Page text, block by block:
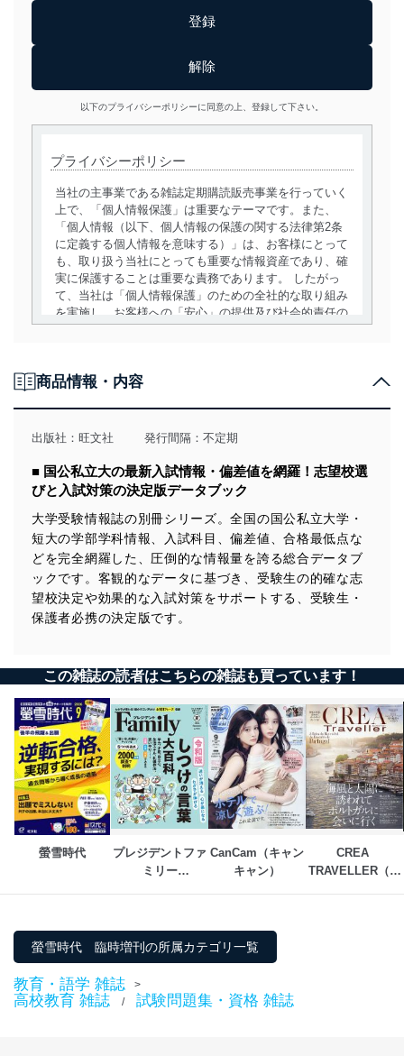
以下のプライバシーポリシーに同意の上、登録して下さい。
プライバシーポリシー
当社の主事業である雑誌定期購読販売事業を行っていく
上で、「個人情報保護」は重要なテーマです。また、
「個人情報（以下、個人情報の保護の関する法律第2条
に定義する個人情報を意味する）」は、お客様にとって
も、取り扱う当社にとっても重要な情報資産であり、確
実に保護することは重要な責務であります。 したがっ
て、当社は「個人情報保護」のための全社的な取り組み
を実施し、お客様への「安心」の提供及び社会的責任の
用目的を明確にし、本人の同意を得たうえで利用目的の
達成に必要な範囲内で適法かつ公正な手段によって取
得・利用・提供を行います。また、当社が保有している
個人情報は、同意を得ずに目的外利用、第三者への提
供・開示は行いません。当社においてはこれらの取り組
みを確実にするため、従業者等の教育を徹底してまいり
ます。また、目的外利用を行わないために、適切な管理
措置を講じます。
法令遵守
当社は、個人情報に関連する法令、国が定める指針及び
その他の規範を遵守します。また、当社の管理の仕組み
個人情報の安全管理措置
当社は、個人情報の正確性及び安全性を確保するため
に、下記セキュリティ対策をはじめとする安全対策を実
施し、個人情報の漏えい、滅失またはき損の防止及び是
正に努めます。
アクセス制御
個人データを取り扱うことのできる機器及び当該
機器を取り扱う従業者を明確化し、 個人データへ
の不要なアクセスを防止しています。
アクセス者の識別と認証
機器に標準装備されているユーザー制御機能（ユ
ベース等を取り扱う情報システムを使用する従業
者を識別・認証しています。
外部からの不正アクセス等の防止
個人データを取り扱う機器等のオペレーティング
商品情報・内容
出版社： 旺文社 発行間隔：不定期
■ 国公私立大の最新入試情報・偏差値を網羅！志望校選
びと入試対策の決定版データブック
大学受験情報誌の別冊シリーズ。全国の国公私立大学・
短大の学部学科情報、入試科目、偏差値、合格最低点な
どを完全網羅した、圧倒的な情報量を誇る総合データブ
ックです。客観的なデータに基づき、受験生の的確な志
望校決定や効果的な入試対策をサポートする、受験生・
保護者必携の決定版です。
この雑誌の読者はこちらの雑誌も買っています！
螢雪時代
プレジデントファ
ミリー
CanCam（キャン
キャン）
CREA
TRAVELLER（ク
螢雪時代 臨時増刊の所属カテゴリ一覧
教育・語学 雑誌 >
高校教育 雑誌 / 試験問題集・資格 雑誌